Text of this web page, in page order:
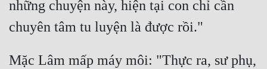
Góc Nhìn Nam
Góc Nhìn Nữ
Huyền Huyễn
những chuyện này, hiện tại con chỉ cần
Mặc Lâm mấp máy môi: "Thực ra, sư phụ,